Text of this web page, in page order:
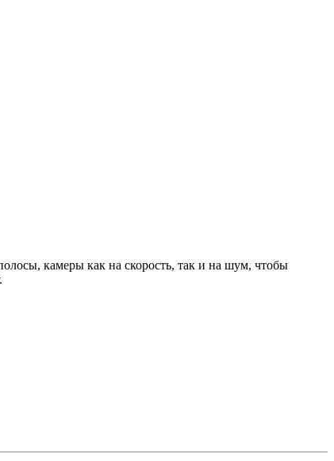
камеры как на скорость, так и на шум, чтобы